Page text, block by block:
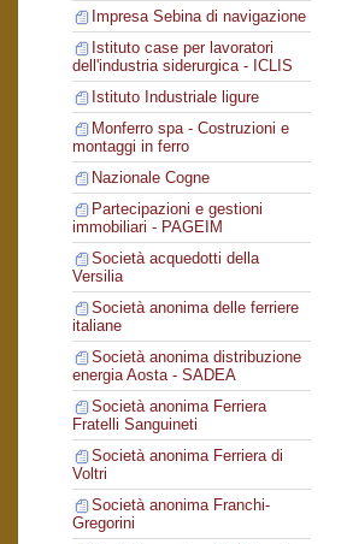
Impresa Sebina di navigazione
Istituto case per lavoratori
dell'industria siderurgica - ICLIS
Istituto Industriale ligure
Monferro spa - Costruzioni e
montaggi in ferro
Nazionale Cogne
Partecipazioni e gestioni
immobiliari - PAGEIM
Società acquedotti della
Versilia
Società anonima delle ferriere
italiane
Società anonima distribuzione
energia Aosta - SADEA
Società anonima Ferriera
Fratelli Sanguineti
Società anonima Ferriera di
Voltri
Società anonima Franchi-
Gregorini